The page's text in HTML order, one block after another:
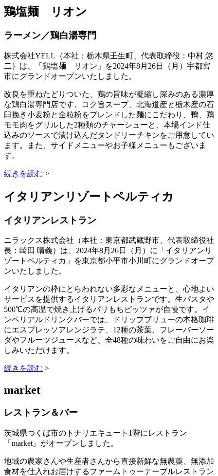
鶏塩麺 リオン
ラーメン／鶏白湯専門
株式会社YELL（本社：栃木県壬生町、代表取締役：中村 悠
二）は、「鶏塩麺 リオン」を2024年8月26日（月）宇都宮
市にグランドオープンいたしました。
改良を重ねたどりついた、鶏の旨味が凝縮し深みのある濃厚
な鶏白湯専門店です。コク旨スープ、北海道産と栃木産の石
臼挽き小麦粉と全粒粉をブレンドした麺にこだわり、鴨、鶏
モモ肉をグリルした2種類のチャーシューと、本場インド仕
込みのソースで漬け込んだタンドリーチキンをご用意してい
ます。また、サイドメニューやお子様メニューもございま
す。
続きを読む >
イタリアンリゾートペルティカ
イタリアンレストラン
ニラックス株式会社（本社：東京都武蔵野市、代表取締役社
長：崎田 晴義）は、2024年8月26日（月）に「イタリアンリ
ゾートペルティカ」を東京都小平市小川町にグランドオープ
ンいたしました。
イタリアンの枠にとらわれない多彩なメニューと、心地よい
サービスを提供するイタリアンレストランです。生パスタや
500℃の高温で焼き上げるパリもちピッツァが自慢です。イ
ンペリアルドリンクバーでは、ドリップブリューの本格珈琲
にエスプレッソアレンジラテ、12種の茶葉、フレーバーソー
ダやフルーツジュースなど、全48種の味わいをご自由にお楽
しみいただけます。
続きを読む >
market
レストラン＆バー
茨城県つくば市のトナリエキュート1階にレストラン
「market」がオープンしました。
地域の農家さんや生産者さんから直接新鮮な無農薬、無添加
食材を仕入れお届けするファームトゥーテーブルレストラン